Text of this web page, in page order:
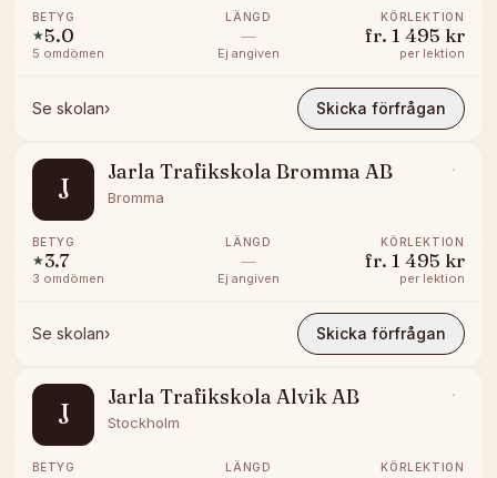
BETYG
★5.0
5 omdömen
LÄNGD
—
Ej angiven
KÖRLEKTION
fr. 1 495 kr
per lektion
Se skolan› Skicka förfrågan
J
Jarla Trafikskola Bromma AB
Bromma
BETYG
★3.7
3 omdömen
LÄNGD
—
Ej angiven
KÖRLEKTION
fr. 1 495 kr
per lektion
Se skolan› Skicka förfrågan
J
Jarla Trafikskola Alvik AB
Stockholm
BETYG LÄNGD KÖRLEKTION